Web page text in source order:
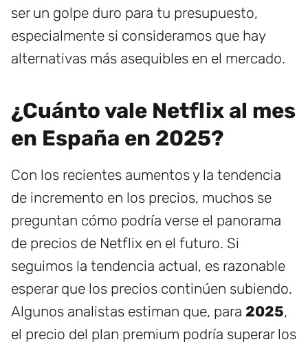
ser un golpe duro para tu presupuesto,
especialmente si consideramos que hay
alternativas más asequibles en el mercado.
¿Cuánto vale Netflix al mes
en España en 2025?
Con los recientes aumentos y la tendencia
de incremento en los precios, muchos se
preguntan cómo podría verse el panorama
de precios de Netflix en el futuro. Si
seguimos la tendencia actual, es razonable
esperar que los precios continúen subiendo.
Algunos analistas estiman que, para 2025,
el precio del plan premium podría superar los